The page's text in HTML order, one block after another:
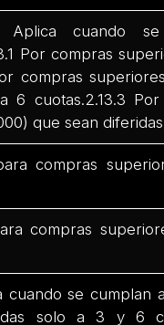
Aplica cuando
Por compras
compras
6 cuotas.2.13.3
que sean
compras
compras
cuando se cumplan
solo a 3 y 6